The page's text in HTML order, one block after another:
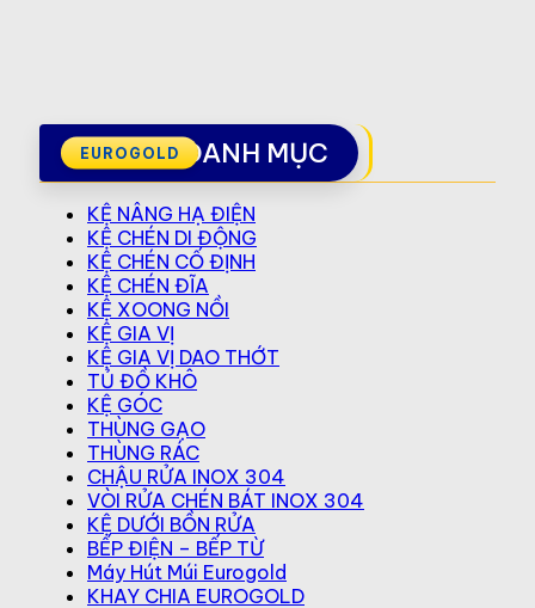
DANH MỤC
KỆ NÂNG HẠ ĐIỆN
KỆ CHÉN DI ĐỘNG
KỆ CHÉN CỐ ĐỊNH
KỆ CHÉN ĐĨA
KỆ XOONG NỒI
KỆ GIA VỊ
KỆ GIA VỊ DAO THỚT
TỦ ĐỒ KHÔ
KỆ GÓC
THÙNG GẠO
THÙNG RÁC
CHẬU RỬA INOX 304
VÒI RỬA CHÉN BÁT INOX 304
KỆ DƯỚI BỒN RỬA
BẾP ĐIỆN – BẾP TỪ
Máy Hút Múi Eurogold
KHAY CHIA EUROGOLD